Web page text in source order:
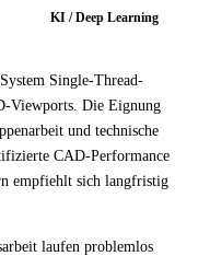
KI / Deep Learning
Single-Thread-
Viewports. Die Eignung
und technische
CAD-Performance
empfiehlt sich langfristig
laufen problemlos